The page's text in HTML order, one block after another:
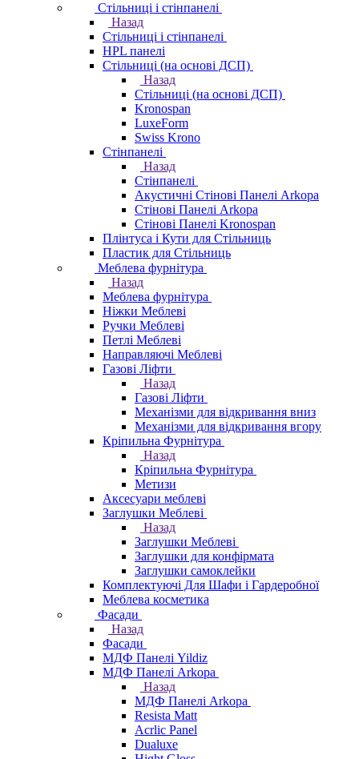
Стільниці і стінпанелі
Назад
Стільниці і стінпанелі
HPL панелі
Стільниці (на основі ДСП)
Назад
Стільниці (на основі ДСП)
Kronospan
LuxeForm
Swiss Krono
Стінпанелі
Назад
Стінпанелі
Акустичні Стінові Панелі Аrkopa
Стінові Панелі Arkopa
Стінові Панелі Kronospan
Плінтуса і Кути для Стільниць
Пластик для Стільниць
Меблева фурнітура
Назад
Меблева фурнітура
Ніжки Меблеві
Ручки Меблеві
Петлі Меблеві
Направляючі Меблеві
Газові Ліфти
Назад
Газові Ліфти
Механізми для відкривання вниз
Механізми для відкривання вгору
Кріпильна Фурнітура
Назад
Кріпильна Фурнітура
Метизи
Аксесуари меблеві
Заглушки Меблеві
Назад
Заглушки Меблеві
Заглушки для конфірмата
Заглушки самоклейки
Комплектуючі Для Шафи і Гардеробної
Меблева косметика
Фасади
Назад
Фасади
МДФ Панелі Yildiz
МДФ Панелі Arkopa
Назад
МДФ Панелі Arkopa
Resista Matt
Acrlic Panel
Dualuxe